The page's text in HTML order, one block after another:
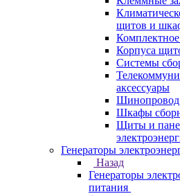
щитов и
Корпуса
Системы
аксессуары
Шинопровод
Шкафы
Щиты и
Генераторы
Назад
Генераторы
питания